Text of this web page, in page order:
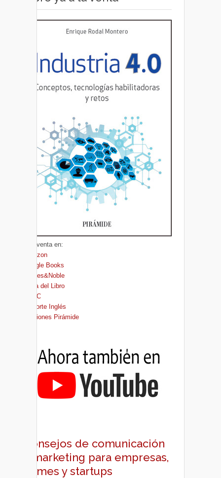
A la venta en:
Amazon
Google Books
Barnes&Noble
Casa del Libro
FNAC
El Corte Inglés
Ediciones Pirámide
Consejos de comunicación
y marketing para empresas,
pymes y startups